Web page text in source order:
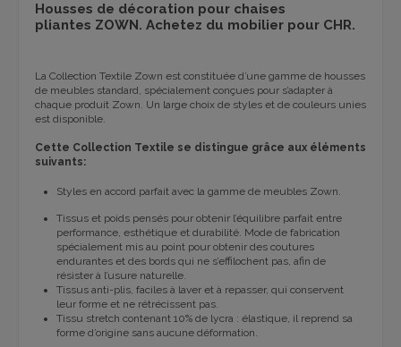
Housses de décoration pour chaises
pliantes ZOWN. Achetez du mobilier pour CHR.
La Collection Textile Zown est constituée d’une gamme de housses
de meubles standard, spécialement conçues pour s’adapter à
chaque produit Zown. Un large choix de styles et de couleurs unies
est disponible.
Cette Collection Textile se distingue grâce aux éléments
suivants:
Styles en accord parfait avec la gamme de meubles Zown.
Tissus et poids pensés pour obtenir l’équilibre parfait entre
performance, esthétique et durabilité. Mode de fabrication
spécialement mis au point pour obtenir des coutures
endurantes et des bords qui ne s’effilochent pas, afin de
résister à l’usure naturelle.
Tissus anti-plis, faciles à laver et à repasser, qui conservent
leur forme et ne rétrécissent pas.
Tissu stretch contenant 10% de lycra : élastique, il reprend sa
forme d’origine sans aucune déformation.